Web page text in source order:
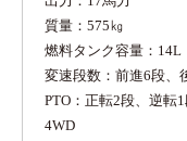
質量：575㎏
燃料タンク容量：14L
変速段数：前進6段、
PTO：正転2段、逆転
4WD